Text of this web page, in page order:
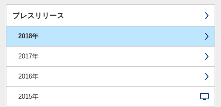
プレスリリース
2018年
2017年
2016年
2015年